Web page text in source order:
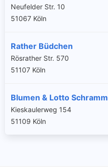
Neufelder Str. 10
51067 Köln
Rather Büdchen
Rösrather Str. 570
51107 Köln
Blumen & Lotto Schramm
Kieskaulerweg 154
51109 Köln